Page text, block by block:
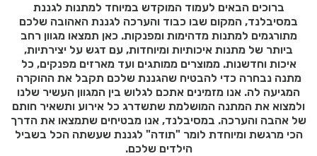
ברוכים הבאים לעמוד המוקדש במיוחד למתנות לגננת
במסיבלנד, המקום שבו כבוד והערכה לגננת האהובה שלכם
מתורגמים למתנות מדהימות ומפנקות. כאן תמצאו מגוון רחב
ביותר של מתנות איכותיות ומיוחדות, עם דגש על יצירתיות,
איכות וחדשנות. ממוצרים ממותגים ועד מארזים מפנקים, כל
מתנה נבחרה כדי להבטיח שהגננת שלכם תקבל את ההוקרה
המגיעה לה. אנו מזמינים אתכם לגלוש בין המגוון העשיר שלנו
ולמצוא את המתנה המושלמת שתשדרג כל אירוע ותשאיר חותם
של אהבה והערכה. במסיבלנד, אנו מבטיחים שתמצאו את הדרך
הכי מרגשת ומיוחדת לומר "תודה" לגננת שעשתה הכל בשביל
הילדים שלכם.